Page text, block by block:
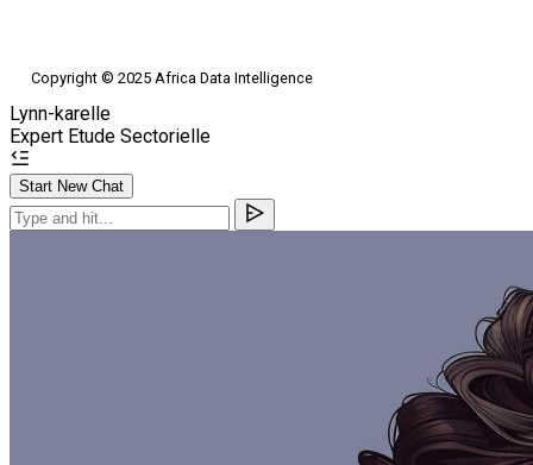
Copyright © 2025 Africa Data Intelligence
Lynn-karelle
Expert Etude Sectorielle
Start New Chat